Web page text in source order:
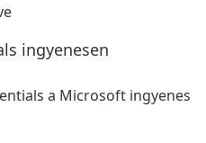
ingyenesen
a Microsoft ingyenes